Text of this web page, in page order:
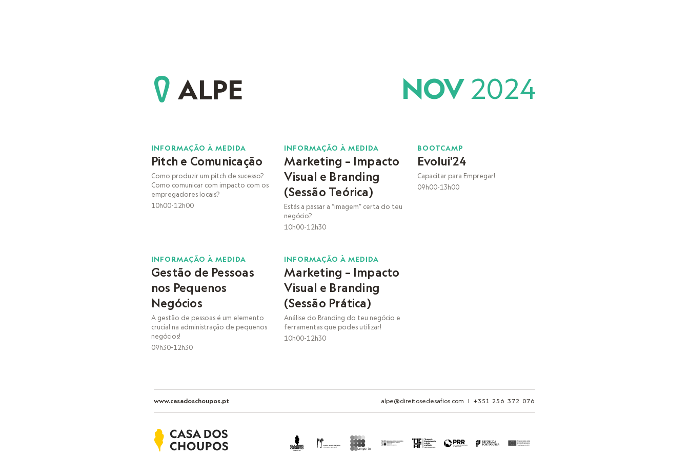
ALPE NOV2024
07
NOV
INFORMAÇÃO À MEDIDA
Pitch e Comunicação
Como produzir um pitch de sucesso?
Como comunicar com impacto com os
empregadores locais?
10h00-12h00
14
NOV
INFORMAÇÃO À MEDIDA
Marketing – Impacto
Visual e Branding
(Sessão Teórica)
Estás a passar a “imagem” certa do teu
negócio?
10h00-12h30
15
NOV
BOOTCAMP
Evolui'24
Capacitar para Empregar!
09h00-13h00
18
NOV
INFORMAÇÃO À MEDIDA
Gestão de Pessoas
nos Pequenos
Negócios
A gestão de pessoas é um elemento
crucial na administração de pequenos
negócios!
09h30-12h30
21
NOV
INFORMAÇÃO À MEDIDA
Marketing – Impacto
Visual e Branding
(Sessão Prática)
Análise do Branding do teu negócio e
ferramentas que podes utilizar!
10h00-12h30
www.casadoschoupos.pt alpe@direitosedesafios.com | +351 256 372 076